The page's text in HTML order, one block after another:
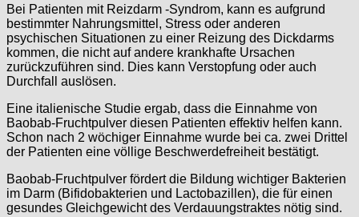
Bei Patienten mit Reizdarm -Syndrom, kann es aufgrund
bestimmter Nahrungsmittel, Stress oder anderen
psychischen Situationen zu einer Reizung des Dickdarms
kommen, die nicht auf andere krankhafte Ursachen
zurückzuführen sind. Dies kann Verstopfung oder auch
Durchfall auslösen.
Eine italienische Studie ergab, dass die Einnahme von
Baobab-Fruchtpulver diesen Patienten effektiv helfen kann.
Schon nach 2 wöchiger Einnahme wurde bei ca. zwei Drittel
der Patienten eine völlige Beschwerdefreiheit bestätigt.
Baobab-Fruchtpulver fördert die Bildung wichtiger Bakterien
im Darm (Bifidobakterien und Lactobazillen), die für einen
gesundes Gleichgewicht des Verdauungstraktes nötig sind.